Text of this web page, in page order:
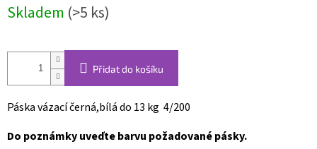
cena:
Skladem (>5 ks)
Přidat do košíku
Páska vázací černá,bílá do 13 kg 4/200
Do poznámky uveďte barvu požadované pásky.